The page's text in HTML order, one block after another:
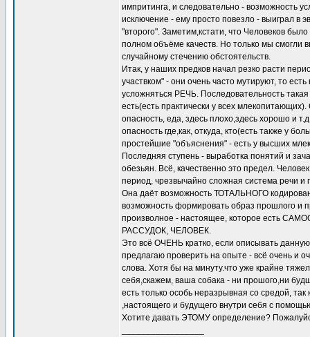
импритинга, и следовательно - возможность
исключение - ему просто повезло - выиграл в
"второго". Заметим,кстати, что Человеков
полном объёме качеств. Но только мы смогли
случайному стечению обстоятельств.
Итак, у наших предков начал резко расти
участвком" - они очень часто мутируют, то
усложняться РЕЧЬ. Последовательность
есть(есть практически у всех
опасность, еда, здесь плохо,здесь хорошо и
опасность где,как, откуда, кто(есть также у
простейшие "объяснения" - есть у высших
Последняя ступень - выработка понятий и
обезьян. Всё, качественно это предел.
период, чрезвычайно сложная система речи и
Она даёт возможность ТОТАЛЬНОГО
возможность формировать образ прошлого и
произволное - настоящее, которое есть
РАССУДОК, ЧЕЛОВЕК.
Это всё ОЧЕНЬ кратко, если описывать
предлагаю проверить на опыте - всё очень и
слова. Хотя бы на минуту.что уже крайне
себя,скажем, ваша собака - ни прошого,ни
есть только особь неразрывная со средой,
,настоящего и будущего внутри себя с
Хотите давать ЭТОМУ определение?